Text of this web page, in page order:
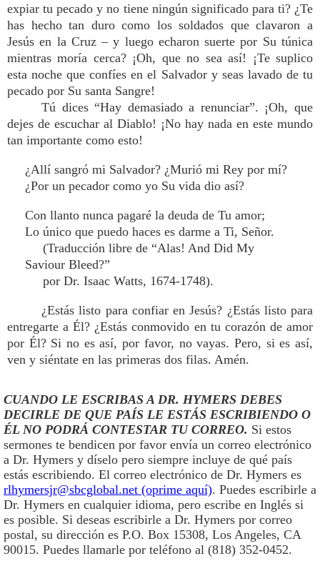
expiar tu pecado y no tiene ningún significado para ti? ¿Te
has hecho tan duro como los soldados que clavaron a
Jesús en la Cruz – y luego echaron suerte por Su túnica
mientras moría cerca? ¡Oh, que no sea así! ¡Te suplico
esta noche que confíes en el Salvador y seas lavado de tu
pecado por Su santa Sangre!
Tú dices “Hay demasiado a renunciar”. ¡Oh, que
dejes de escuchar al Diablo! ¡No hay nada en este mundo
tan importante como esto!
¿Allí sangró mi Salvador? ¿Murió mi Rey por mí?
¿Por un pecador como yo Su vida dio así?
Con llanto nunca pagaré la deuda de Tu amor;
Lo único que puedo haces es darme a Ti, Señor.
(Traducción libre de “Alas! And Did My
Saviour Bleed?”
por Dr. Isaac Watts, 1674-1748).
¿Estás listo para confiar en Jesús? ¿Estás listo para
entregarte a Él? ¿Estás conmovido en tu corazón de amor
por Él? Si no es así, por favor, no vayas. Pero, si es así,
ven y siéntate en las primeras dos filas. Amén.
CUANDO LE ESCRIBAS A DR. HYMERS DEBES
DECIRLE DE QUE PAÍS LE ESTÁS ESCRIBIENDO O
ÉL NO PODRÁ CONTESTAR TU CORREO. Si estos
sermones te bendicen por favor envía un correo electrónico
a Dr. Hymers y díselo pero siempre incluye de qué país
estás escribiendo. El correo electrónico de Dr. Hymers es
rlhymersjr@sbcglobal.net (oprime aquí). Puedes escribirle a
Dr. Hymers en cualquier idioma, pero escribe en Inglés si
es posible. Si deseas escribirle a Dr. Hymers por correo
postal, su dirección es P.O. Box 15308, Los Angeles, CA
90015. Puedes llamarle por teléfono al (818) 352-0452.